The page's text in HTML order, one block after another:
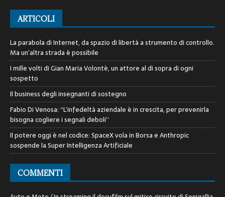
ARTICOLI
La parabola di Internet, da spazio di libertà a strumento di controllo.
Ma un’altra strada è possibile
I mille volti di Gian Maria Volontè, un attore al di sopra di ogni
sospetto
Il business degli insegnanti di sostegno
Fabio Di Venosa: “L’infedeltà aziendale è in crescita, per prevenirla
bisogna cogliere i segnali deboli”
Il potere oggi è nel codice: SpaceX vola in Borsa e Anthropic
sospende la Super Intelligenza Artificiale
COMMENTI